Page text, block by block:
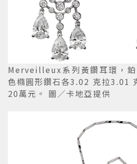
Merveilleux系列黃鑽耳環，
色橢圓形鑽石各3.02 克拉3.01
20萬元。 圖／卡地亞提供